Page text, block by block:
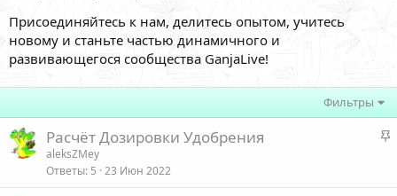
Присоединяйтесь к нам, делитесь опытом, учитесь
новому и станьте частью динамичного и
развивающегося сообщества GanjaLive!
Фильтры
З
Расчёт Дозировки Удобрения
aleksZMey
Ответы 5 23 Июн 2022